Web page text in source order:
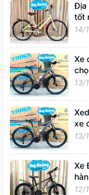
Địa
tốt
14/
Xe
13/
xe
13/
Xe
12/